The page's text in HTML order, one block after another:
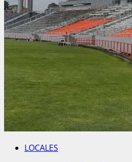
LOCALES